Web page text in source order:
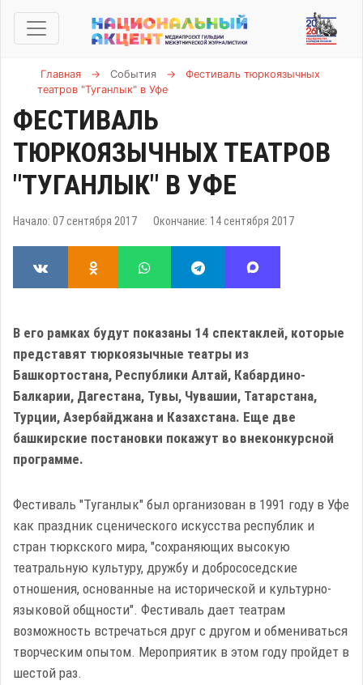
Главная → События →
Фестиваль тюркоязычных
театров "Туганлык" в Уфе
ФЕСТИВАЛЬ
ТЮРКОЯЗЫЧНЫХ ТЕАТРОВ
"ТУГАНЛЫК" В УФЕ
Начало: 07 сентября 2017 Окончание: 14 сентября 2017
В его рамках будут показаны 14 спектаклей, которые
представят тюркоязычные театры из
Башкортостана, Республики Алтай, Кабардино-
Балкарии, Дагестана, Тувы, Чувашии, Татарстана,
Турции, Азербайджана и Казахстана. Еще две
башкирские постановки покажут во внеконкурсной
программе.
Фестиваль "Туганлык" был организован в 1991 году в Уфе
как праздник сценического искусства республик и
стран тюркского мира, "сохраняющих высокую
театральную культуру, дружбу и добрососедские
отношения, основанные на исторической и культурно-
языковой общности". Фестиваль дает театрам
возможность встречаться друг с другом и обмениваться
творческим опытом. Мероприятик в этом году пройдет в
шестой раз.